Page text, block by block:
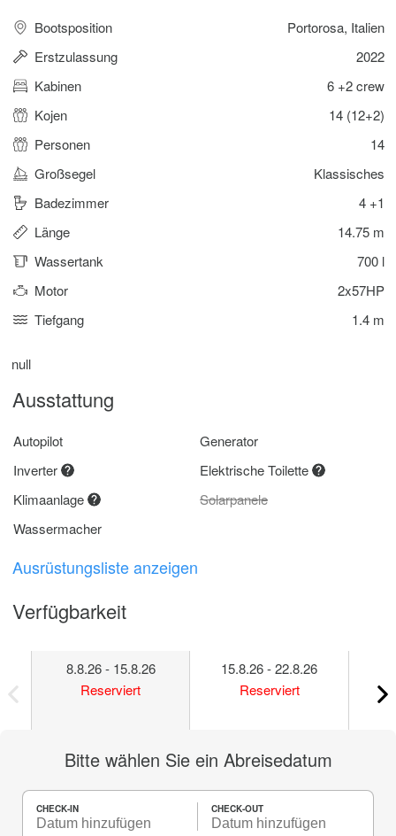
Bootsposition
Portorosa, Italien
Erstzulassung
2022
Kabinen
6 +2 crew
Kojen
14 (12+2)
Personen
14
Großsegel
Klassisches
Badezimmer
4 +1
Länge
14.75 m
Wassertank
700 l
Motor
2x57HP
Tiefgang
1.4 m
null
Ausstattung
Autopilot
Generator
Inverter
Elektrische Toilette
Klimaanlage
Solarpanele
Wassermacher
Ausrüstungsliste anzeigen
Verfügbarkeit
8.8.26 - 15.8.26
Reserviert
15.8.26 - 22.8.26
Reserviert
Bitte wählen Sie ein Abreisedatum
CHECK-IN CHECK-OUT